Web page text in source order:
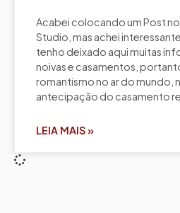
Acabei colocando um Post
Studio, mas achei
tenho deixado aqui muitas
noivas e casamentos,
romantismo no ar do mundo,
antecipação do casamento
LEIA MAIS »